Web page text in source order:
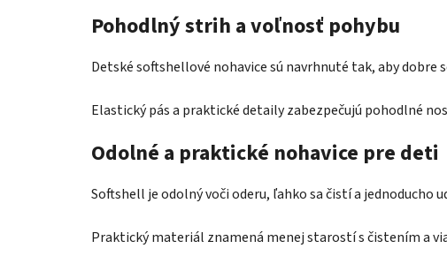
Pohodlný strih a voľnosť pohybu
Detské softshellové nohavice sú navrhnuté tak, aby
Elastický pás a praktické detaily zabezpečujú pohodlné
Odolné a praktické nohavice pre deti
Softshell je odolný voči oderu, ľahko sa čistí a jednoducho
Praktický materiál znamená menej starostí s čistením a